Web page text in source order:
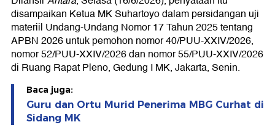
disampaikan Ketua MK Suhartoyo dalam persidangan uji
materiil Undang-Undang Nomor 17 Tahun 2025 tentang
APBN 2026 untuk pemohon nomor 40/PUU-XXIV/2026,
nomor 52/PUU-XXIV/2026 dan nomor 55/PUU-XXIV/2026
di Ruang Rapat Pleno, Gedung I MK, Jakarta, Senin.
Baca juga:
Guru dan Ortu Murid Penerima MBG Curhat di
Sidang MK